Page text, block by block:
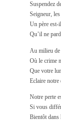
Suspendez
Seigneur,
Un père est-
Qu’il ne
Au milieu
Où le crime
Que votre
Eclaire notre
Notre perte
Si vous
Bientôt dans